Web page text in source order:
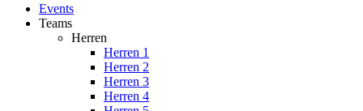
Events
Teams
Herren
Herren 1
Herren 2
Herren 3
Herren 4